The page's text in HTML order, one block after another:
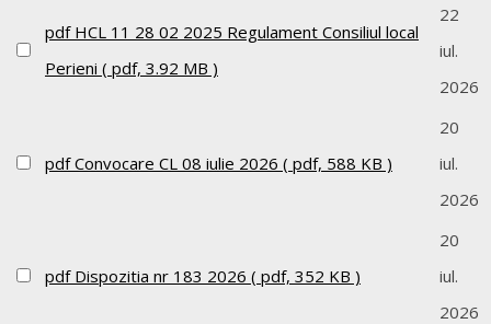
pdf HCL 11 28 02 2025 Regulament Consiliul local
Perieni ( pdf, 3.92 MB )
22
iul.
2026
pdf Convocare CL 08 iulie 2026 ( pdf, 588 KB )
20
iul.
2026
pdf Dispozitia nr 183 2026 ( pdf, 352 KB )
20
iul.
2026